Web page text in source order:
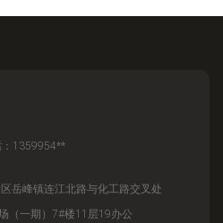
：1359954**
岳峰镇连江北路与化工路交叉处
（一期）7#楼11层19办公